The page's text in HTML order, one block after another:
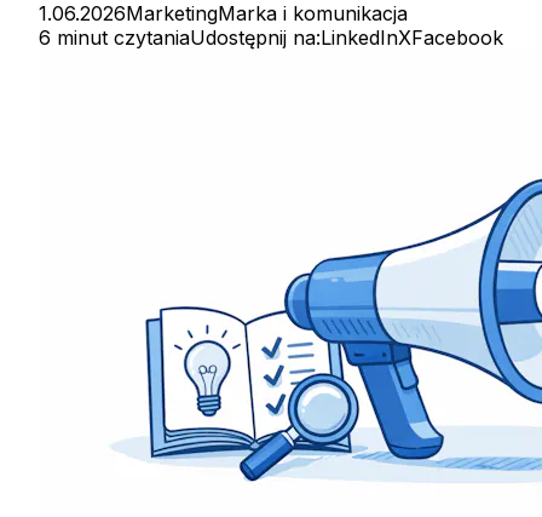
1.06.2026MarketingMarka i komunikacja
6 minut czytaniaUdostępnij na:LinkedInXFacebook